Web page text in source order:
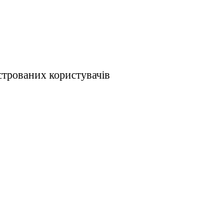
користувачів